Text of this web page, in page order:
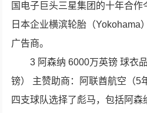
国电子巨头三星集团的十年合作
日本企业横滨轮胎（Yokohama
广告商。
3 阿森纳 6000万英镑 球衣
镑） 主赞助商：阿联酋航空（5
四支球队选择了彪马，包括阿